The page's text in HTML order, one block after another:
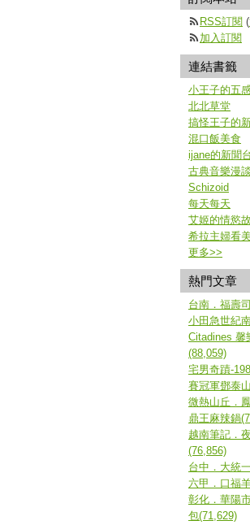
RSS訂閱 (
加入訂閱
連結書籤
小王子的五
北北草堂
搞怪王子的
混口飯美食
ijane的新聞
古典音樂漫談
Schizoid
每天每天
艾姬的情慾
希拉主婦看
更多>>
熱門文章
台南．福壽
小田急世紀
Citadines 馨
(88,059)
宅男奇蹟-
賽冠軍鄧泰
微熱山丘．
鼎王麻辣鍋
越南筆記．
(76,856)
台中．大統
六甲．口福
彰化．華陽
包(71,629)